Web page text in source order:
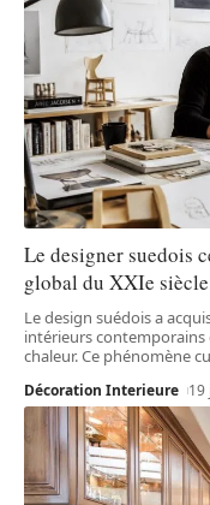
Le designer suedois
global du XXIe siècle
Le design suédois a
intérieurs
chaleur. Ce phénomène
Décoration Interieure 19